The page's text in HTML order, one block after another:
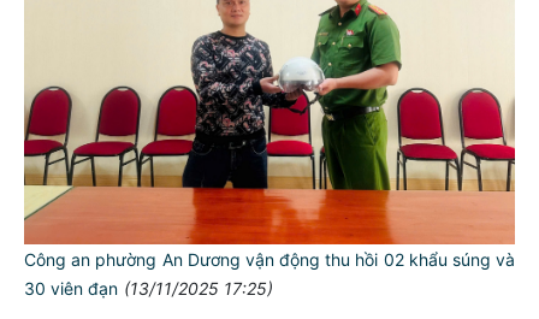
Công an phường An Dương vận động thu hồi 02 khẩu súng và
30 viên đạn (13/11/2025 17:25)